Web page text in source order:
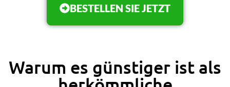
BESTELLEN SIE JETZT
Warum es günstiger ist als